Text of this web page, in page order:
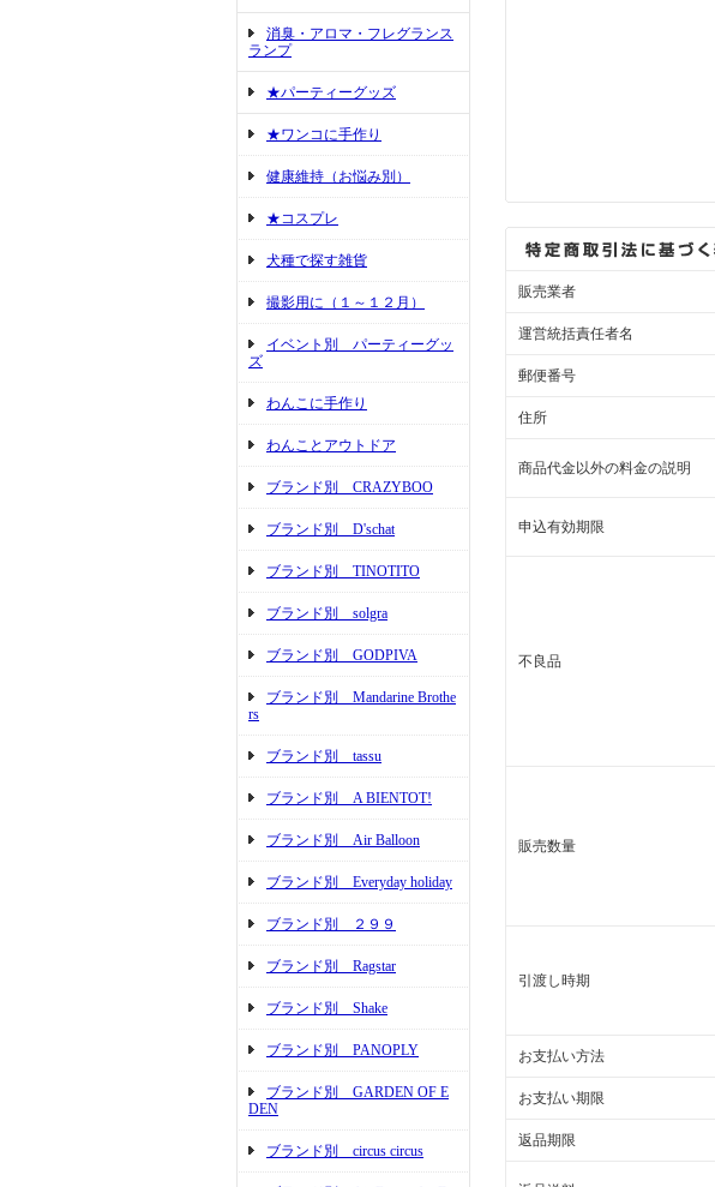
消臭・アロマ・フレグランス
ランプ
★パーティーグッズ
★ワンコに手作り
健康維持（お悩み別）
★コスプレ
犬種で探す雑貨
撮影用に（１～１２月）
イベント別 パーティーグッ
ズ
わんこに手作り
わんことアウトドア
ブランド別 CRAZYBOO
ブランド別 D'schat
ブランド別 TINOTITO
ブランド別 solgra
ブランド別 GODPIVA
ブランド別 Mandarine Brothe
rs
ブランド別 tassu
ブランド別 A BIENTOT!
ブランド別 Air Balloon
ブランド別 Everyday holiday
ブランド別 ２９９
ブランド別 Ragstar
ブランド別 Shake
ブランド別 PANOPLY
ブランド別 GARDEN OF E
DEN
ブランド別 circus circus
販売業者
運営統括責任者名
郵便番号
住所
商品代金以外の料金の説明
申込有効期限
不良品
販売数量
引渡し時期
お支払い方法
お支払い期限
返品期限